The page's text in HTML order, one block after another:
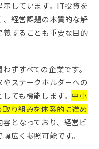
しています。IT投資を
経営課題の本質的な解
することも重要な目的
ずすべての企業です。
ステークホルダーへの
ても機能します。 中小
り組みを体系的に進め
容となっており、経営ビ
広く参照可能です。